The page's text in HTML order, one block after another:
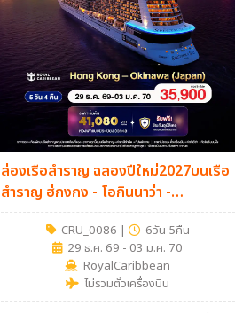
ล่องเรือสำราญ ฉลองปีใหม่2027บนเรือ
สำราญ ฮ่กงกง - โอกินนาว่า -
Spectrum of The seas / 29 ธ.ค 26 -
3 ม.ค 27 - 6 วัน 5 คืน (Cruise Only)
CRU_0086 |
6วัน 5คืน
29 ธ.ค. 69 - 03 ม.ค. 70
RoyalCaribbean
ไม่รวมตั๋วเครื่องบิน